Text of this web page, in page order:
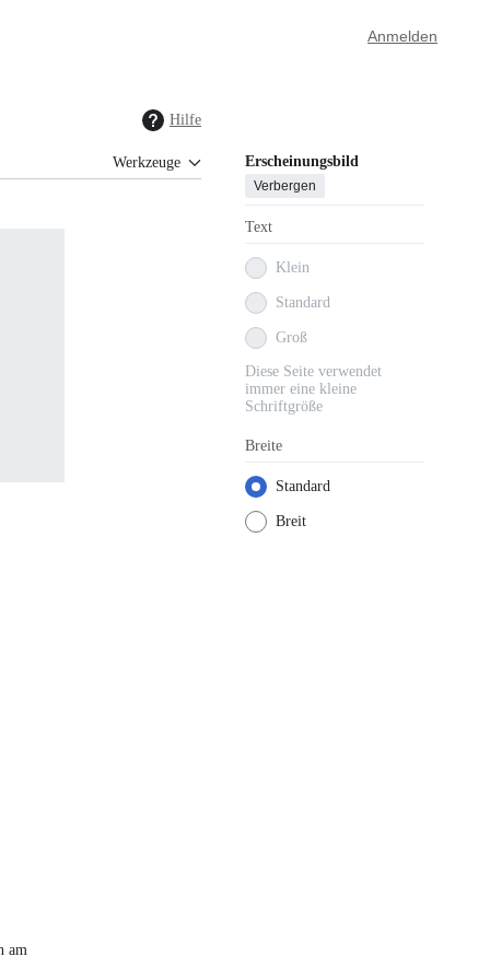
Anmelden
Hilfe
Werkzeuge Erscheinungsbild
Verbergen
Text
Klein
Standard
Groß
Diese Seite verwendet
immer eine kleine
Schriftgröße
Breite
Standard
Breit
am